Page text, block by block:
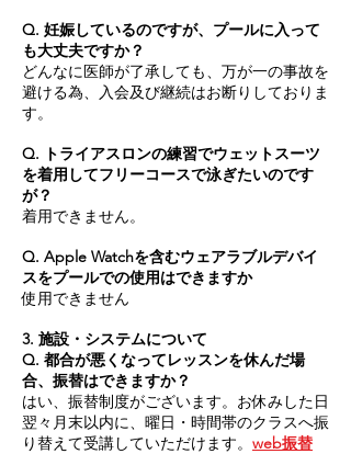
Q. 妊娠しているのですが、プールに入って
も大丈夫ですか？
どんなに医師が了承しても、万が一の事故を
避ける為、入会及び継続はお断りしておりま
す。
Q. トライアスロンの練習でウェットスーツ
を着用してフリーコースで泳ぎたいのです
が？
着用できません。
Q. Apple Watchを含むウェアラブルデバイ
スをプールでの使用はできますか
使用できません
3. 施設・システムについて​
Q. 都合が悪くなってレッスンを休んだ場
合、振替はできますか？
はい、振替制度がございます。お休みした日
翌々月末以内に、曜日・時間帯のクラスへ振
り替えて受講していただけます。 web振替